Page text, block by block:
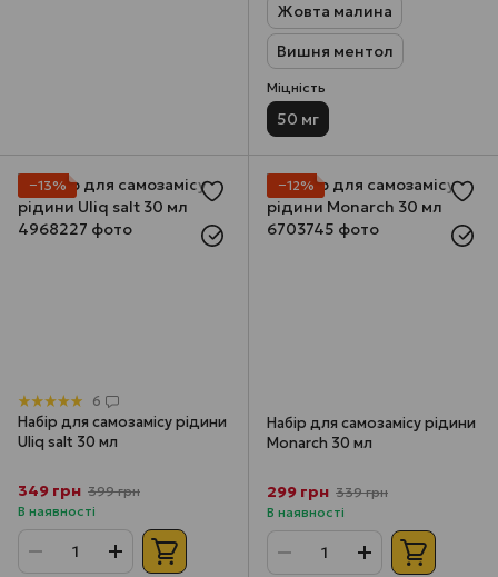
Жовта малина
Вишня ментол
Міцність
50 мг
−13%
6
Набір для самозамісу рідини
Uliq salt 30 мл
349 грн 399 грн
В наявності
−12%
Набір для самозамісу рідини
Monarch 30 мл
299 грн 339 грн
В наявності